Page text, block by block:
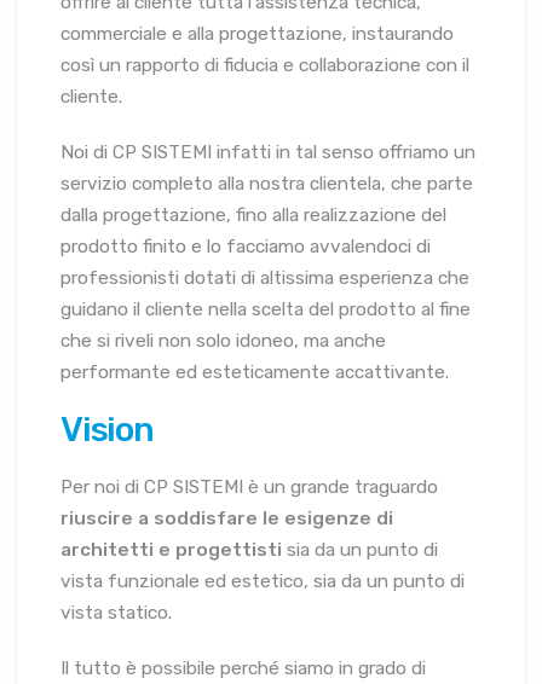
commerciale e alla progettazione, instaurando
così un rapporto di fiducia e collaborazione con il
cliente.
Noi di CP SISTEMI infatti in tal senso offriamo un
servizio completo alla nostra clientela, che parte
dalla progettazione, fino alla realizzazione del
prodotto finito e lo facciamo avvalendoci di
professionisti dotati di altissima esperienza che
guidano il cliente nella scelta del prodotto al fine
che si riveli non solo idoneo, ma anche
performante ed esteticamente accattivante.
Vision
Per noi di CP SISTEMI è un grande traguardo
riuscire a soddisfare le esigenze di
architetti e progettisti sia da un punto di
vista funzionale ed estetico, sia da un punto di
vista statico.
Il tutto è possibile perché siamo in grado di